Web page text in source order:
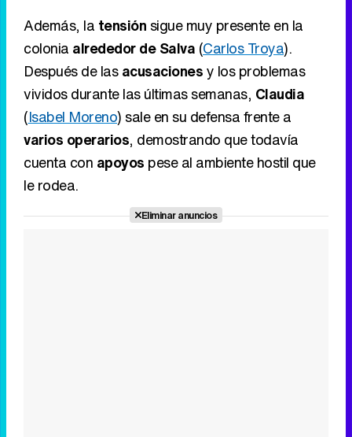
Además, la tensión sigue muy presente en la
colonia alrededor de Salva (Carlos Troya).
Después de lasacusacionesy los problemas
vividos durante las últimas semanas, Claudia
(Isabel Moreno) sale en su defensa frente a
varios operarios, demostrando que todavía
cuenta con apoyos pese al ambiente hostil que
le rodea.
Eliminar anuncios